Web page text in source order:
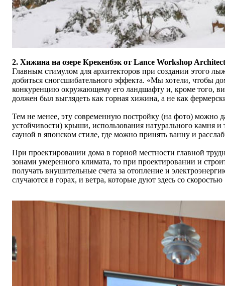
2. Хижина на озере Крекенбэк от Lance Workshop
Главным стимулом для архитекторов при создании этого
добиться сногсшибательного эффекта. «Мы хотели, чтобы
конкуренцию окружающему его ландшафту и, кроме того,
должен был выглядеть как горная хижина, а не как
Тем не менее, эту современную постройку (на фото) можно
устойчивости) крыши, использования натурального камня
сауной в японском стиле, где можно принять ванну и
При проектировании дома в горной местности главной
зонами умеренного климата, то при проектировании и
получать внушительные счета за отопление и
случаются в горах, и ветра, которые дуют здесь со